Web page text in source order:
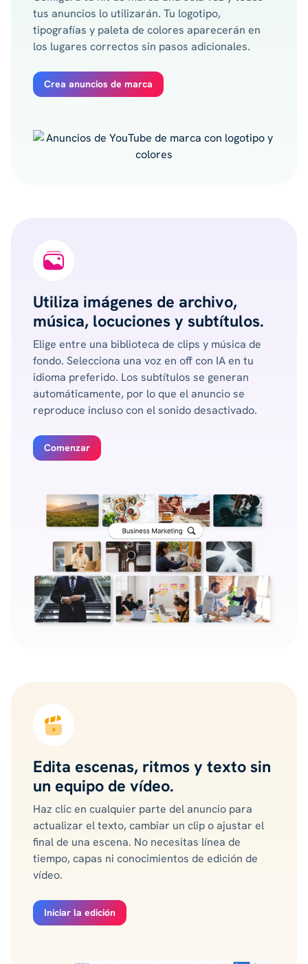
tus anuncios lo utilizarán. Tu logotipo,
tipografías y paleta de colores aparecerán en
los lugares correctos sin pasos adicionales.
Crea anuncios de marca
Utiliza imágenes de archivo,
música, locuciones y subtítulos.
Elige entre una biblioteca de clips y música de
fondo. Selecciona una voz en off con IA en tu
idioma preferido. Los subtítulos se generan
automáticamente, por lo que el anuncio se
reproduce incluso con el sonido desactivado.
Comenzar
Edita escenas, ritmos y texto sin
un equipo de vídeo.
Haz clic en cualquier parte del anuncio para
actualizar el texto, cambiar un clip o ajustar el
final de una escena. No necesitas línea de
tiempo, capas ni conocimientos de edición de
vídeo.
Iniciar la edición